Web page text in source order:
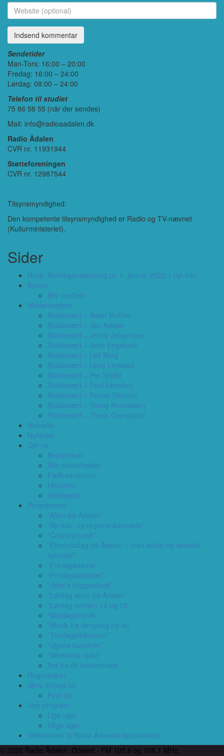
Sendetider
Man-Tors: 16:00 – 20:00
Fredag: 16:00 – 24:00
Lørdag: 08:00 – 24:00
Telefon til studiet
75 86 58 55 (når der sendes)
Mail: info@radioaadalen.dk
Radio Ådalen
CVR nr. 11931944
Støtteforeningen
CVR nr. 12987544
Tilsynsmyndighed:
Den kompetente tilsynsmyndighed er Radio og TV-nævnet
(Kulturministeriet).
Sider
Husk: Kontingentændring pr. 1. januar 2022 + nyt info
Kontor
Bliv medlem
Medarbejdere
Studievært – Aksel Vinther
Studievært – Jan Askjær
Studievært – Jenny Jørgensen
Studievært – John Engelund
Studievært – Leif Berg
Studievært – Lene Lindsted
Studievært – Per Skytte
Studievært – Poul Lindsted
Studievært – Reiner Deckert
Studievært – Tonny Konradsen
Studievært – Troels Overgaard
Netradio
Nyheder
Om os
Bestyrelser
Bliv medarbejder
Fællesantenner
Historien
Vedtægter
Programmer
“Aften på Ådalen”
“Byråds- og regionsrådsmøde”
“Countrymusik”
“Eftermiddag på Ådalen – med kultur og aktuelle
nyheder”
“Fredagsdansk”
“Fredagskanalen”
“John’s hyggestund”
“Lørdag aften på Ådalen”
“Lørdag mellem 14 og 15”
“Middagsmusik”
“Musik fra dengang og nu”
“Tirsdagsmikseren”
“Ugens kunstner”
“Weekend-radio”
Nyt fra dit lokalområde
Regnskaber
Skriv til/med os
Find os
Uge program
Lige uger
Ulige uger
Velkommen til Radio Ådalens hjemmeside.
© 2026 Radio Ådalen, Ødsted - FM 105,6 og 106,1 MHz.